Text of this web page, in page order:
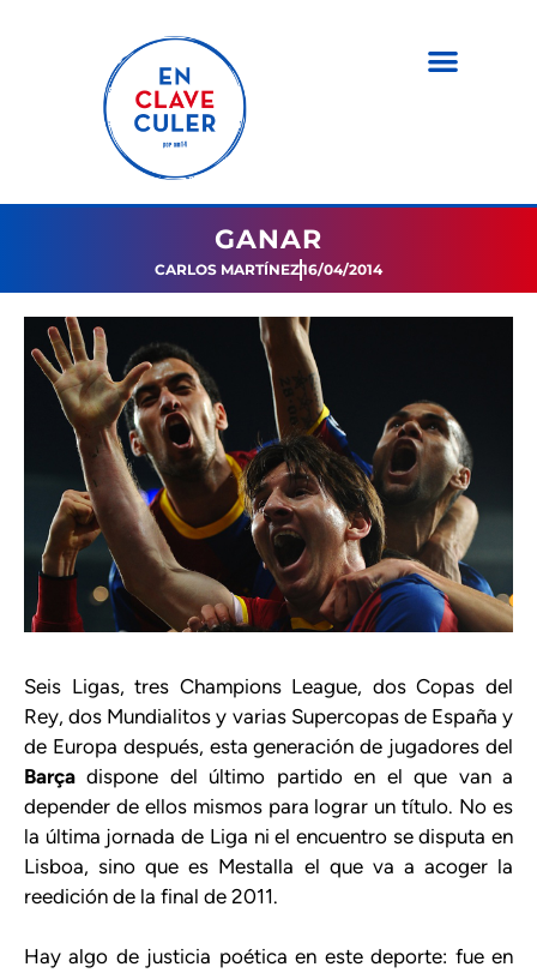
GANAR
CARLOS MARTÍNEZ16/04/2014
Seis Ligas, tres Champions League, dos Copas del
Rey, dos Mundialitos y varias Supercopas de España y
de Europa después, esta generación de jugadores del
Barça dispone del último partido en el que van a
depender de ellos mismos para lograr un título. No es
la última jornada de Liga ni el encuentro se disputa en
Lisboa, sino que es Mestalla el que va a acoger la
reedición de la final de 2011.
Hay algo de justicia poética en este deporte: fue en